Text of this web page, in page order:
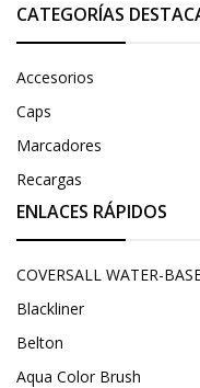
CATEGORÍAS
Accesorios
Caps
Marcadores
Recargas
ENLACES RÁPIDOS
COVERSALL WATER-
Blackliner
Belton
Aqua Color Brush